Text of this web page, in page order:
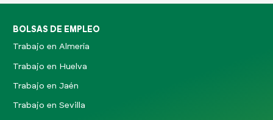
BOLSAS DE EMPLEO
Trabajo en Almería
Trabajo en Huelva
Trabajo en Jaén
Trabajo en Sevilla